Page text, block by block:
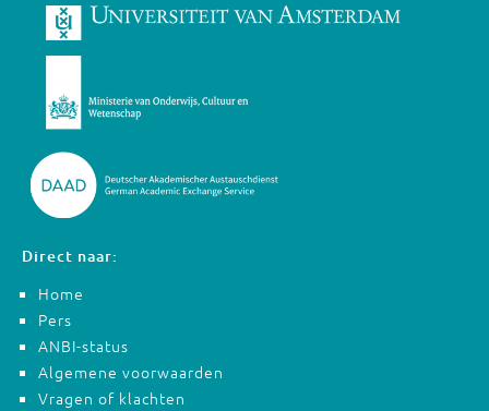
Direct naar:
Home
Pers
ANBI-status
Algemene voorwaarden
Vragen of klachten